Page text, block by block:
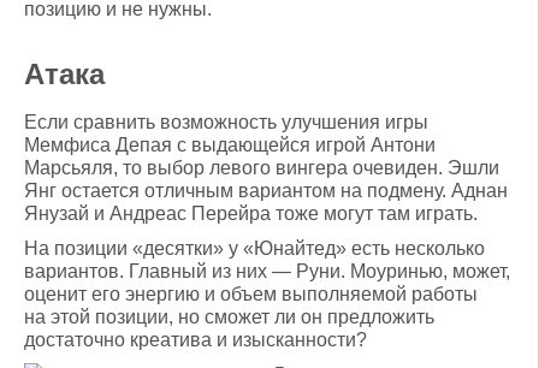
позицию и не нужны.
Атака
Если сравнить возможность улучшения игры
Мемфиса Депая с выдающейся игрой Антони
Марсьяля, то выбор левого вингера очевиден. Эшли
Янг остается отличным вариантом на подмену. Аднан
Янузай и Андреас Перейра тоже могут там играть.
На позиции «десятки» у «Юнайтед» есть несколько
вариантов. Главный из них — Руни. Моуринью, может,
оценит его энергию и объем выполняемой работы
на этой позиции, но сможет ли он предложить
достаточно креатива и изысканности?